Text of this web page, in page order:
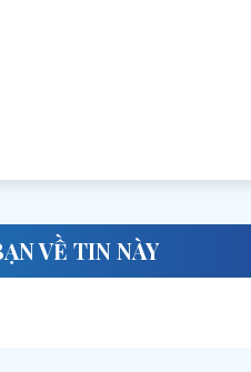
VỀ TIN NÀY